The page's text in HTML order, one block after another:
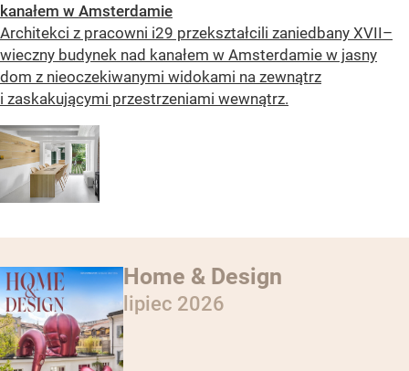
kanałem w Amsterdamie
Architekci z pracowni i29 przekształcili zaniedbany XVII–
wieczny budynek nad kanałem w Amsterdamie w jasny
dom z nieoczekiwanymi widokami na zewnątrz
i zaskakującymi przestrzeniami wewnątrz.
Home & Design
lipiec 2026